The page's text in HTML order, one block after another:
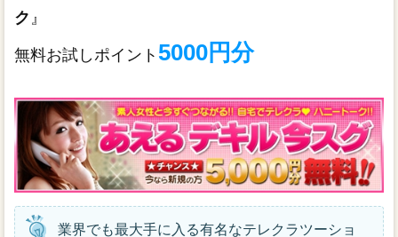
ク 』
無料お試しポイント 5000円分
業界でも最大手に入る有名なテレクラツーショ